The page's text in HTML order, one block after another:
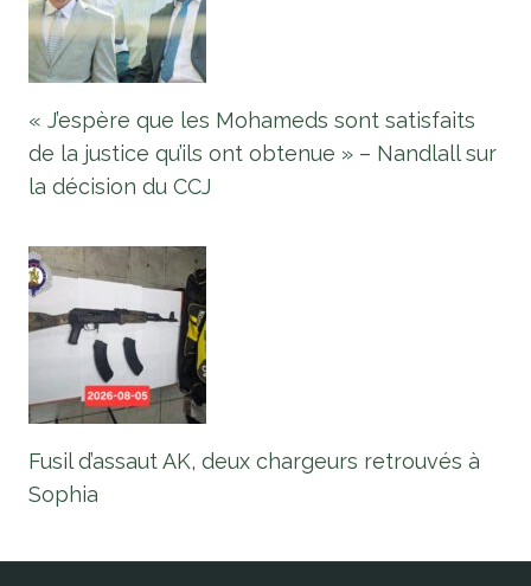
« J’espère que les Mohameds sont satisfaits
de la justice qu’ils ont obtenue » – Nandlall sur
la décision du CCJ
Fusil d’assaut AK, deux chargeurs retrouvés à
Sophia